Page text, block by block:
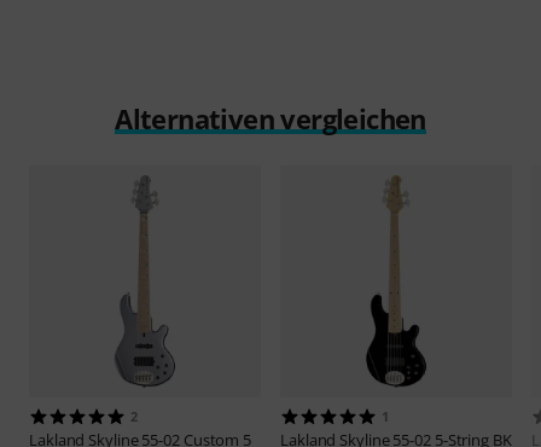
Alternativen vergleichen
2
Lakland Skyline 55-02 Custom 5
1
Lakland Skyline 55-02 5-String BK